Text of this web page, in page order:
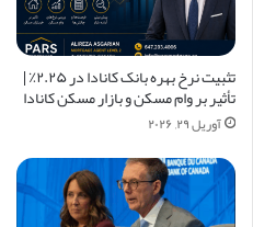
تثبیت نرخ بهره بانک کانادا در ۲.۲۵٪ |
تأثیر بر وام مسکن و بازار مسکن کانادا
آوریل ۲۹, ۲۰۲۶